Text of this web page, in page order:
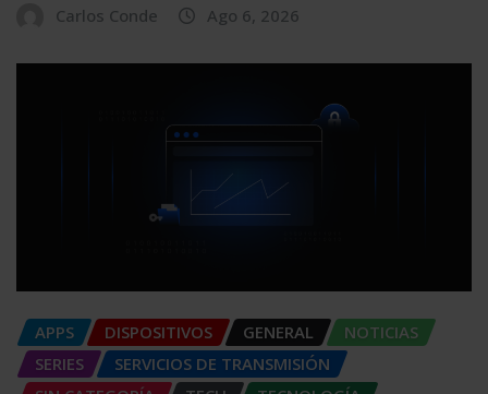
Carlos Conde Ago 6, 2026
APPS DISPOSITIVOS GENERAL
NOTICIAS
SERIES
SERVICIOS DE TRANSMISIÓN